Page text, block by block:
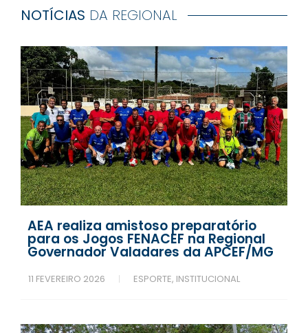
NOTÍCIAS DA REGIONAL
AEA realiza amistoso preparatório
para os Jogos FENACEF na Regional
Governador Valadares da APCEF/MG
11 FEVEREIRO 2026 ESPORTE, INSTITUCIONAL